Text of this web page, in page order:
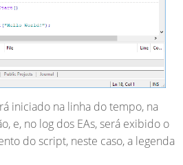
iniciado na linha do tempo, na
e, no log dos EAs, será exibido o
do script, neste caso, a legenda